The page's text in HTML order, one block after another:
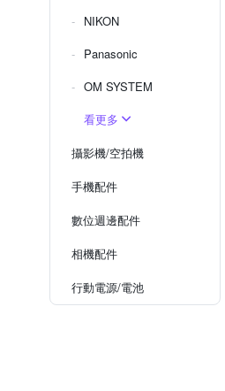
NIKON
Panasonic
OM SYSTEM
看更多
攝影機/空拍機
手機配件
數位週邊配件
相機配件
行動電源/電池